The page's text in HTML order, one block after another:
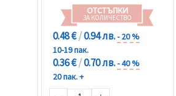
ОТСТЪПКИ
ЗА КОЛИЧЕСТВО
0.48 €/0.94 лв.- 20 %
10-19 пак.
0.36 €/0.70 лв.- 40 %
20 пак. +